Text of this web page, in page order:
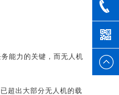
能力的关键，而无人机
超出大部分无人机的载
客户号